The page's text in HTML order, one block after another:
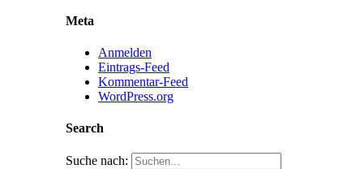
Meta
Anmelden
Eintrags-Feed
Kommentar-Feed
WordPress.org
Search
Suche nach: